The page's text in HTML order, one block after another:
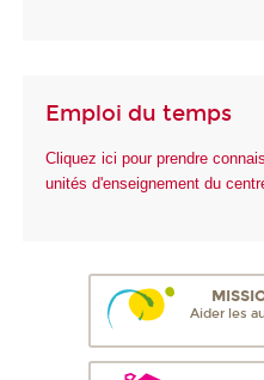
Emploi du temps
Cliquez ici pour prendre
unités d'enseignement du
Aider les